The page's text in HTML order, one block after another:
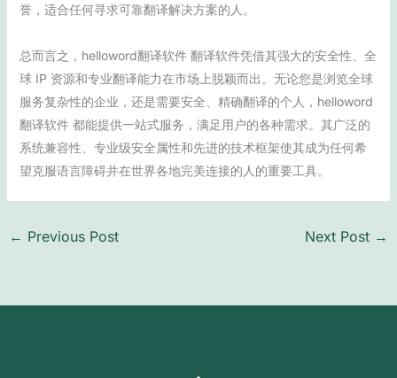
誉，适合任何寻求可靠翻译解决方案的人。
总而言之，helloword翻译软件 翻译软件凭借其强大的安全性、全
球 IP 资源和专业翻译能力在市场上脱颖而出。无论您是浏览全球
服务复杂性的企业，还是需要安全、精确翻译的个人，helloword
翻译软件 都能提供一站式服务，满足用户的各种需求。其广泛的
系统兼容性、专业级安全属性和先进的技术框架使其成为任何希
望克服语言障碍并在世界各地完美连接的人的重要工具。
← Previous Post Next Post →